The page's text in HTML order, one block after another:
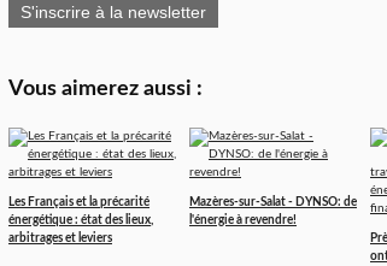
S'inscrire à la newsletter
Vous aimerez aussi :
Les Français et la précarité
énergétique : état des lieux,
arbitrages et leviers
Mazères-sur-Salat - DYNSO: de
l'énergie à revendre!